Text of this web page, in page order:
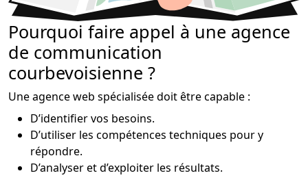
Pourquoi faire appel à une agence
de communication
courbevoisienne ?
Une agence web spécialisée doit être capable :
D’identifier vos besoins.
D’utiliser les compétences techniques pour y
répondre.
D’analyser et d’exploiter les résultats.